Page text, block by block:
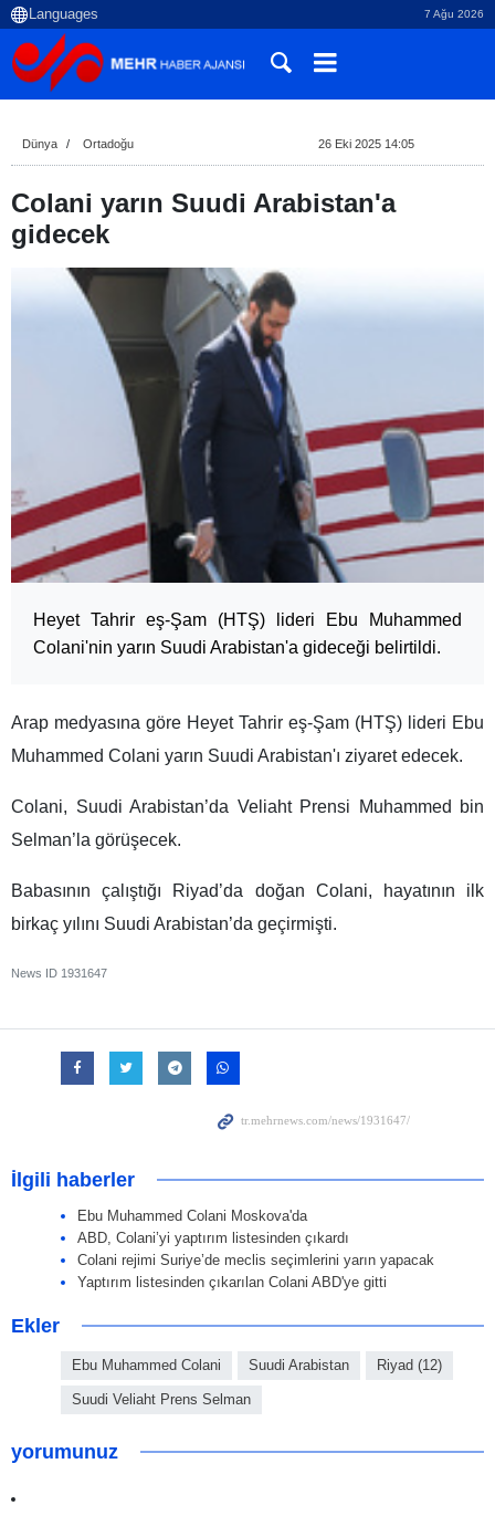
7 Ağu 2026
Dünya Ortadoğu 26 Eki 2025 14:05
Colani yarın Suudi Arabistan'a
gidecek
Heyet Tahrir eş-Şam (HTŞ) lideri Ebu Muhammed
Colani'nin yarın Suudi Arabistan'a gideceği belirtildi.
Arap medyasına göre Heyet Tahrir eş-Şam (HTŞ) lideri Ebu
Muhammed Colani yarın Suudi Arabistan'ı ziyaret edecek.
Colani, Suudi Arabistan’da Veliaht Prensi Muhammed bin
Selman’la görüşecek.
Babasının çalıştığı Riyad’da doğan Colani, hayatının ilk
birkaç yılını Suudi Arabistan’da geçirmişti.
News ID 1931647
İlgili haberler
Ebu Muhammed Colani Moskova'da
ABD, Colani’yi yaptırım listesinden çıkardı
Colani rejimi Suriye’de meclis seçimlerini yarın yapacak
Yaptırım listesinden çıkarılan Colani ABD'ye gitti
Ekler
Ebu Muhammed Colani Suudi Arabistan Riyad (12)
Suudi Veliaht Prens Selman
yorumunuz